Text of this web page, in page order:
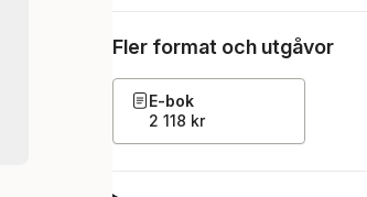
Fler format och utgåvor
E-bok
2 118 kr